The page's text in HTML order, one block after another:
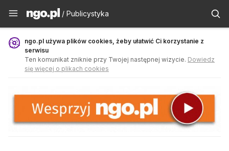
Publicystyka - ngo.pl
/ Publicystyka
ngo.pl używa plików cookies, żeby ułatwić Ci korzystanie z
serwisu
Ten komunikat zniknie przy Twojej następnej wizycie. Dowiedz
się więcej o plikach cookies